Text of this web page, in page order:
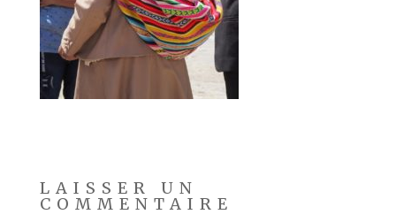
LAISSER UN
COMMENTAIRE